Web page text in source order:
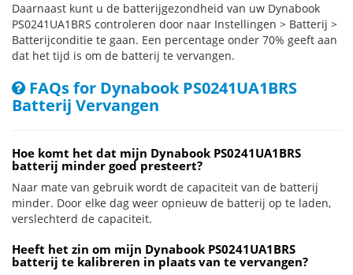
Daarnaast kunt u de batterijgezondheid van uw Dynabook
PS0241UA1BRS controleren door naar Instellingen > Batterij >
Batterijconditie te gaan. Een percentage onder 70% geeft aan
dat het tijd is om de batterij te vervangen.
FAQs for Dynabook PS0241UA1BRS
Batterij Vervangen
Hoe komt het dat mijn Dynabook PS0241UA1BRS
batterij minder goed presteert?
Naar mate van gebruik wordt de capaciteit van de batterij
minder. Door elke dag weer opnieuw de batterij op te laden,
verslechterd de capaciteit.
Heeft het zin om mijn Dynabook PS0241UA1BRS
batterij te kalibreren in plaats van te vervangen?